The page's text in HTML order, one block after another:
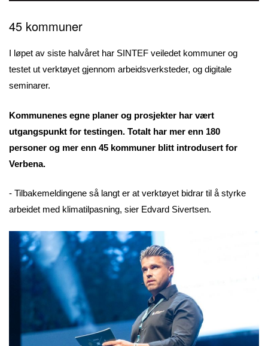
45 kommuner
I løpet av siste halvåret har SINTEF veiledet kommuner og
testet ut verktøyet gjennom arbeidsverksteder, og digitale
seminarer.
Kommunenes egne planer og prosjekter har vært
utgangspunkt for testingen. Totalt har mer enn 180
personer og mer enn 45 kommuner blitt introdusert for
Verbena.
- Tilbakemeldingene så langt er at verktøyet bidrar til å styrke
arbeidet med klimatilpasning, sier Edvard Sivertsen.